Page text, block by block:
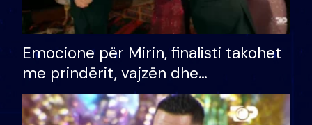
Emocione për Mirin, finalisti takohet
me prindërit, vajzën dhe
bashkëshorten: S’kemi ndonjë letër
divorci apo jo?